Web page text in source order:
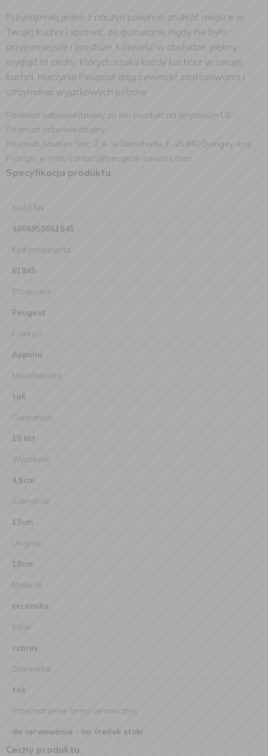
Przynajmniej jedno z naczyń powinno znaleźć miejsce w
Twojej kuchni i sprawić, że gotowanie nigdy nie było
przyjemniejsze i prostsze. Łatwość w obsłudze, piękny
wygląd to cechy, których szuka każdy kucharz w swojej
kuchni. Naczynie Peugeot dają pewność zastosowania i
otrzymania wyjątkowych potraw.
Podmiot odpowiedzialny za ten produkt na terytorium UE:
Podmiot odpowiedzialny:
Peugeot Saveurs Snc, Z.A. la Blanchotte, F-25440 Quingey, kraj:
Francja, e-mail: contact@peugeot-saveurs.com
Specyfikacja produktu
Kod EAN
4006950061845
Kod producenta
61845
Producent
Peugeot
kolekcja
Appolia
Mikrofalówka
tak
Gwarancja
10 lat
Wysokość
4,5cm
Szerokość
13cm
Długość
18cm
Materiał
ceramika
Kolor
czarny
Zmywarka
tak
Przeznaczenie formy ceramicznej
do serwowania - na środek stołu
Cechy produktu